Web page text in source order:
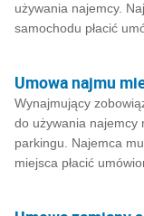
używania najemcy.
samochodu płacić
Umowa najmu
Wynajmujący
do używania najemcy
parkingu. Najemca
miejsca płacić